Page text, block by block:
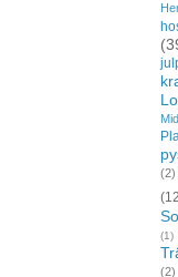
(2)
(1)
(2)